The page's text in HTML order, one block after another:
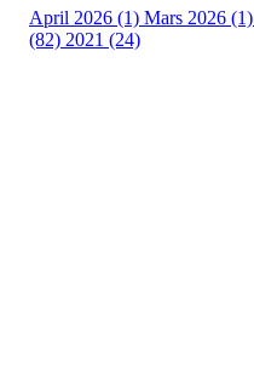
April 2026 (1) Mars 2026 (1)
(82) 2021 (24)